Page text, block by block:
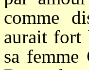
comme
aurait fort
sa